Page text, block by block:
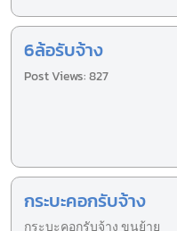
6ล้อรับจ้าง
Post Views: 827
กระบะคอกรับจ้าง
กระบะคอกรับจ้าง ขนย้าย